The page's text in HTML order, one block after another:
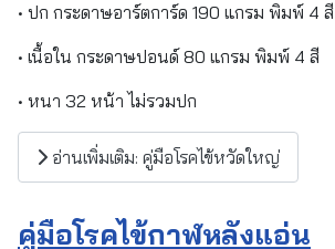
• ปก กระดาษอาร์ตการ์ด 190 แกรม พิมพ์ 4 สี
• เนื้อใน กระดาษปอนด์ 80 แกรม พิมพ์ 4 สี
• หนา 32 หน้า ไม่รวมปก
อ่านเพิ่มเติม: คู่มือโรคไข้หวัดใหญ่
คู่มือโรคไข้กาฬหลังแอ่น